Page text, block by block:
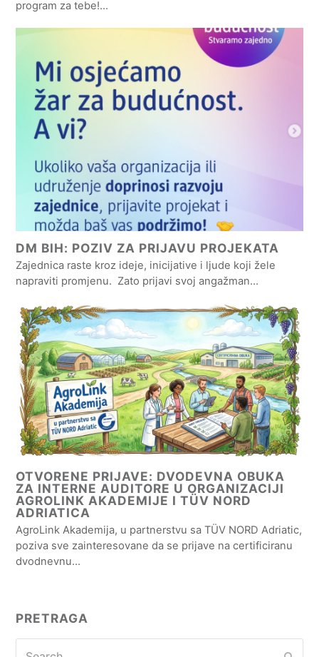
program za tebe!…
DM BIH: POZIV ZA PRIJAVU PROJEKATA
Zajednica raste kroz ideje, inicijative i ljude koji žele
napraviti promjenu. Zato prijavi svoj angažman…
OTVORENE PRIJAVE: DVODEVNA OBUKA
ZA INTERNE AUDITORE U ORGANIZACIJI
AGROLINK AKADEMIJE I TÜV NORD
ADRIATICA
AgroLink Akademija, u partnerstvu sa TÜV NORD Adriatic,
poziva sve zainteresovane da se prijave na certificiranu
dvodnevnu…
PRETRAGA